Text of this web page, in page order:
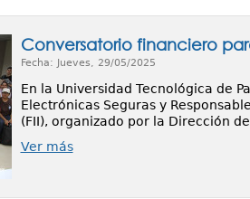
Conversatorio financiero
Fecha: Jueves, 29/05/2025
En la Universidad Tecnológica de
Electrónicas Seguras y
(FII), organizado por la Dirección
Ver más